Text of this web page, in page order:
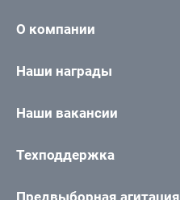
О компании
Наши награды
Наши вакансии
Техподдержка